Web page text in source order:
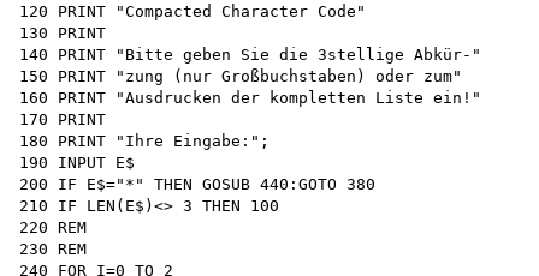
120 PRINT "Compacted Character Code"
130 PRINT
140 PRINT "Bitte geben Sie die 3stellige Abkür-"
150 PRINT "zung (nur Großbuchstaben) oder zum"
160 PRINT "Ausdrucken der kompletten Liste ein!"
170 PRINT
180 PRINT "Ihre Eingabe:";
190 INPUT E$
200 IF E$="*" THEN GOSUB 440:GOTO 380
210 IF LEN(E$)<> 3 THEN 100
220 REM
230 REM
240 FOR I=0 TO 2